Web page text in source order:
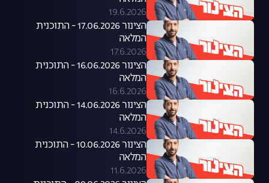
19.6.2026
הצינור 17.06.2026 - התוכנית
המלאה
17.6.2026
הצינור 16.06.2026 - התוכנית
המלאה
16.6.2026
הצינור 14.06.2026 - התוכנית
המלאה
14.6.2026
הצינור 10.06.2026 - התוכנית
המלאה
11.6.2026